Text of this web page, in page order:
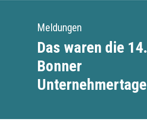
Meldungen
Das waren die 14.
Bonner
Unternehmertage